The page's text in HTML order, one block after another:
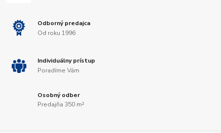
Odborný predajca
Od roku 1996
Individuálny prístup
Poradíme Vám
Osobný odber
Predajňa 350 m²